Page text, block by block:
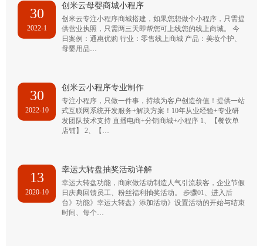
30
2022-1
创米云母婴商城小程序
创米云专注小程序商城搭建，如果您想做个小程序，只需提
供营业执照，只需两三天即帮您可上线您的线上商城。 今
日案例：通惠优购 行业：零售线上商城 产品：美妆个护、
母婴用品…
30
2022-10
创米云小程序专业制作
专注小程序，只做一件事，持续为客户创造价值！提供一站
式互联网系统开发服务+解决方案！10年从业经验+专业研
发团队技术支持 直播电商+分销商城+小程序 1、【餐饮单
店铺】 2、【…
13
2020-10
幸运大转盘抽奖活动详解
幸运大转盘功能，商家做活动制造人气引流获客，企业节假
日庆典回馈员工、粉丝福利抽奖活动。 步骤01、进入后
台》功能》幸运大转盘》添加活动》设置活动的开始与结束
时间、每个…